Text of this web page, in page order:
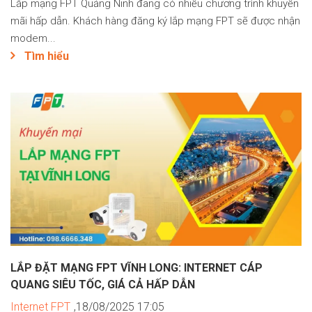
Lắp mạng FPT Quảng Ninh đang có nhiều chương trình khuyến
mãi hấp dẫn. Khách hàng đăng ký lắp mạng FPT sẽ được nhận
modem...
Tìm hiểu
LẮP ĐẶT MẠNG FPT VĨNH LONG: INTERNET CÁP
QUANG SIÊU TỐC, GIÁ CẢ HẤP DẪN
Internet FPT ,18/08/2025 17:05